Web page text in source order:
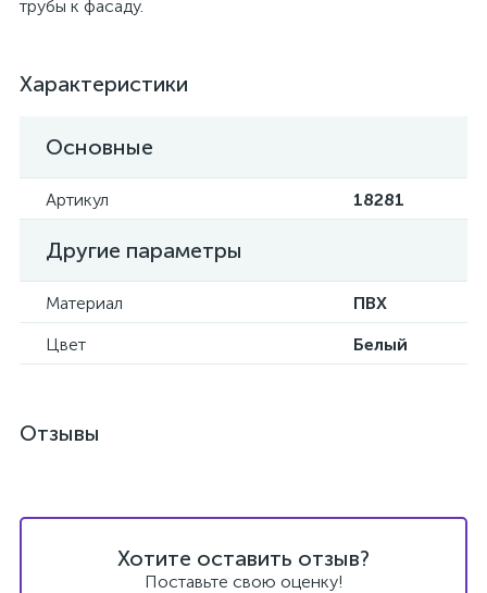
трубы к фасаду.
Характеристики
Основные
Артикул 18281
Другие параметры
Материал
ПВХ
Цвет
Белый
Отзывы
Хотите оставить отзыв?
Поставьте свою оценку!